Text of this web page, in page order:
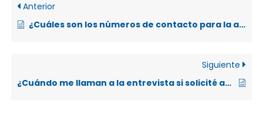
Anterior
¿Cuáles son los números de contacto para la admisión de la UNA?
Siguiente
¿Cuándo me llaman a la entrevista si solicité adecuación del Examen de Admisión?